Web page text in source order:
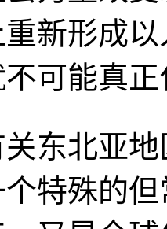
新形成
可能真
关东北亚
特殊的